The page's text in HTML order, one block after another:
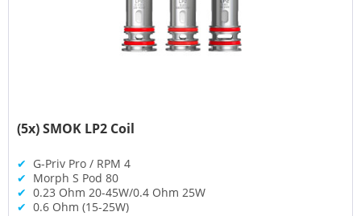
(5x) SMOK LP2 Coil
✔ G-Priv Pro / RPM 4
✔ Morph S Pod 80
✔ 0.23 Ohm 20-45W/0.4 Ohm 25W
✔ 0.6 Ohm (15-25W)